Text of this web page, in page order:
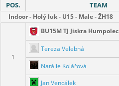
POS.
TEAM
Indoor - Holý luk - U15 - Male - ŽH18
1
BU15M TJ Jiskra Humpolec
Tereza Velebná
Natálie Kolářová
Jan Vencálek